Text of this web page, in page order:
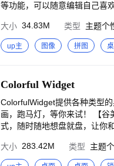
等功能，可以随意编辑自己喜欢的壁纸哦~ -自动缓存您浏览过的壁纸，减少流量浪费
大小 34.83M 类型 主题个
up主 图像 拼图
Colorful Widget
ColorfulWidget提供各种类型
画，跑马灯，等你来试！ 【谷美系列】 谷圈有喜~一边吃谷一边吃土的家人们，来吃电子谷吧，高频更新精美谷美样
式，随时随地想盘就盘，让你和
D、毛玻璃、音乐动态封面、动
好玩的小组件/桌面功能】 谷
大小 283.42M 类型 主题